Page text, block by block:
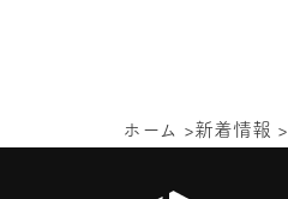
ホーム >新着情報 >